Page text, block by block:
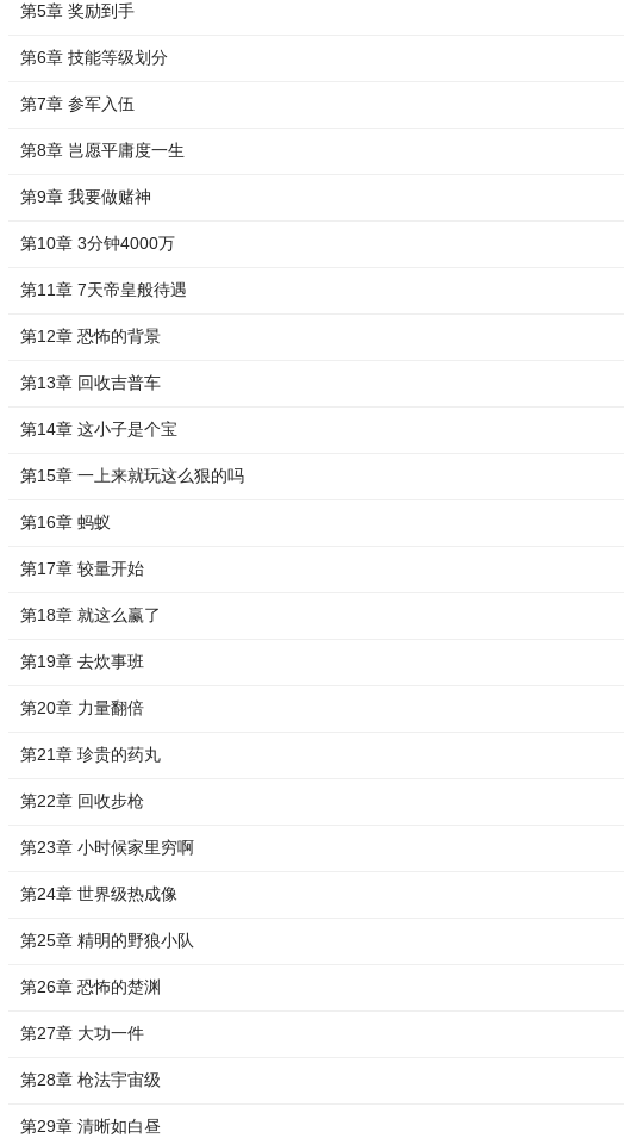
第5章 奖励到手
第6章 技能等级划分
第7章 参军入伍
第8章 岂愿平庸度一生
第9章 我要做赌神
第10章 3分钟4000万
第11章 7天帝皇般待遇
第12章 恐怖的背景
第13章 回收吉普车
第14章 这小子是个宝
第15章 一上来就玩这么狠的吗
第16章 蚂蚁
第17章 较量开始
第18章 就这么赢了
第19章 去炊事班
第20章 力量翻倍
第21章 珍贵的药丸
第22章 回收步枪
第23章 小时候家里穷啊
第24章 世界级热成像
第25章 精明的野狼小队
第26章 恐怖的楚渊
第27章 大功一件
第28章 枪法宇宙级
第29章 清晰如白昼